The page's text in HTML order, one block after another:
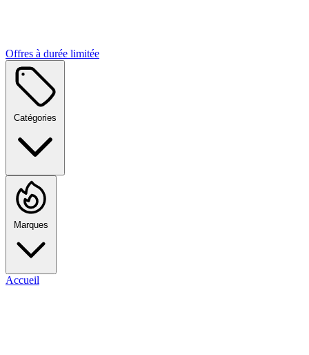
Offres à durée limitée
Catégories
Marques
Accueil